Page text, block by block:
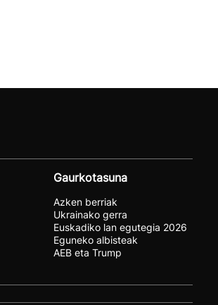
Gaurkotasuna
Azken berriak
Ukrainako gerra
Euskadiko lan egutegia 2026
Eguneko albisteak
AEB eta Trump